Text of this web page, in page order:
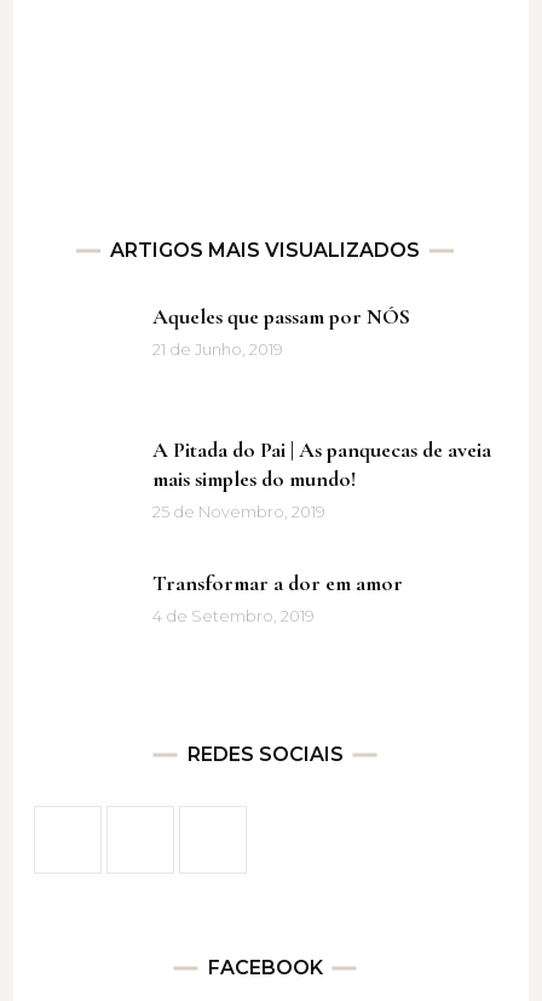
ARTIGOS MAIS VISUALIZADOS
Aqueles que passam por NÓS
21 de Junho, 2019
A Pitada do Pai | As panquecas de aveia
mais simples do mundo!
25 de Novembro, 2019
Transformar a dor em amor
4 de Setembro, 2019
REDES SOCIAIS
FACEBOOK